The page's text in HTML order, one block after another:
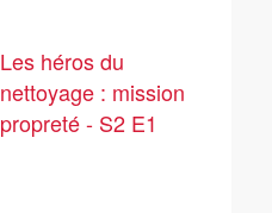
Les héros du
nettoyage : mission
propreté - S2 E1